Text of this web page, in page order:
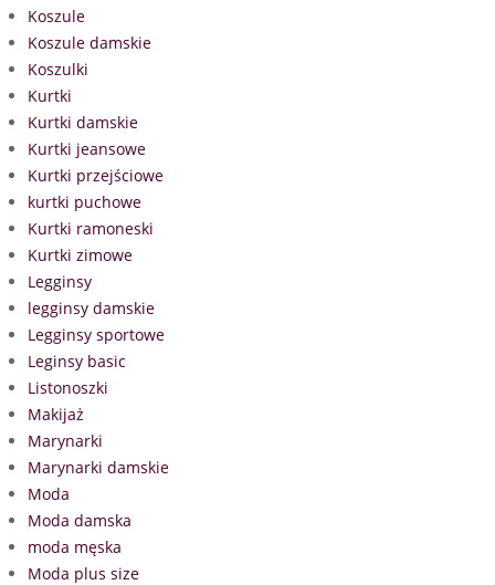
Koszule
Koszule damskie
Koszulki
Kurtki
Kurtki damskie
Kurtki jeansowe
Kurtki przejściowe
kurtki puchowe
Kurtki ramoneski
Kurtki zimowe
Legginsy
legginsy damskie
Legginsy sportowe
Leginsy basic
Listonoszki
Makijaż
Marynarki
Marynarki damskie
Moda
Moda damska
moda męska
Moda plus size